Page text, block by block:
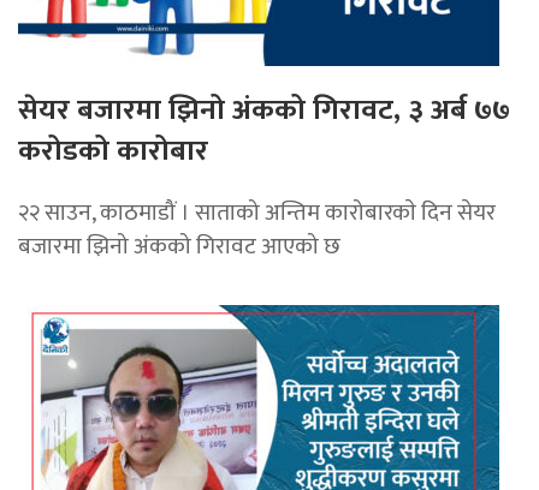
सेयर बजारमा झिनो अंकको गिरावट, ३ अर्ब ७७
करोडको कारोबार
२२ साउन, काठमाडौं । साताको अन्तिम कारोबारकाे दिन सेयर
बजारमा झिनो अंकको गिरावट आएको छ